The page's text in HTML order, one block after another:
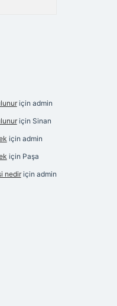
için admin
için Sinan
için admin
için Paşa
nediriçin admin